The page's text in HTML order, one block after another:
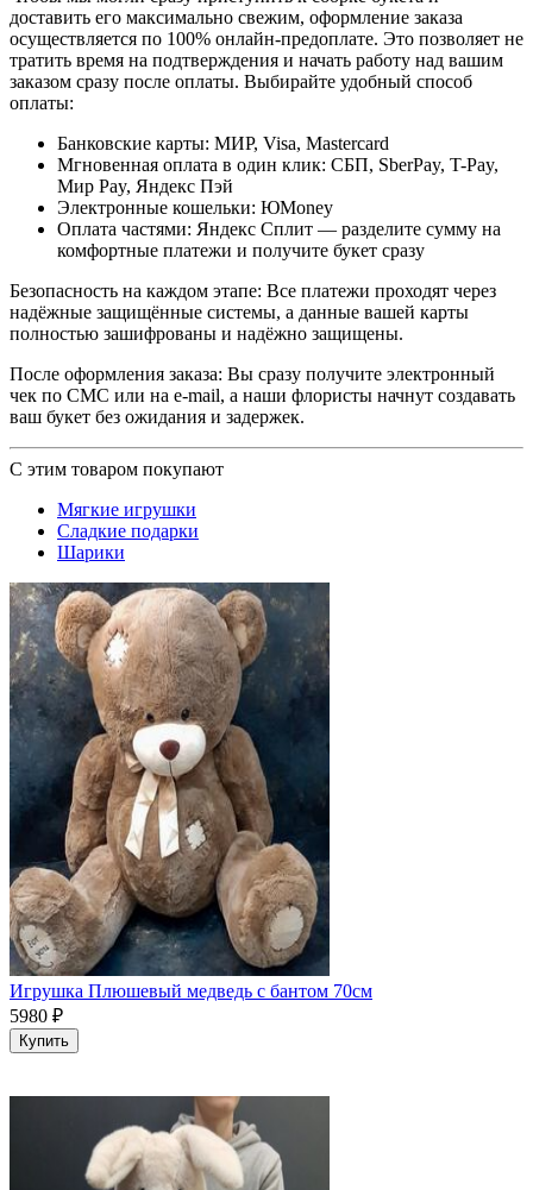
доставить его максимально свежим, оформление заказа
осуществляется по 100% онлайн-предоплате. Это позволяет не
тратить время на подтверждения и начать работу над вашим
заказом сразу после оплаты. Выбирайте удобный способ
оплаты:
Банковские карты: МИР, Visa, Mastercard
Мгновенная оплата в один клик: СБП, SberPay, T-Pay,
Мир Pay, Яндекс Пэй
Электронные кошельки: ЮMoney
Оплата частями: Яндекс Сплит — разделите сумму на
комфортные платежи и получите букет сразу
Безопасность на каждом этапе: Все платежи проходят через
надёжные защищённые системы, а данные вашей карты
полностью зашифрованы и надёжно защищены.
После оформления заказа: Вы сразу получите электронный
чек по СМС или на e-mail, а наши флористы начнут создавать
ваш букет без ожидания и задержек.
С этим товаром покупают
Мягкие игрушки
Сладкие подарки
Шарики
Игрушка Плюшевый медведь с бантом 70см
5980 ₽
Купить